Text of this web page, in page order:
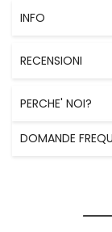
INFO
RECENSIONI
PERCHE' NOI?
DOMANDE